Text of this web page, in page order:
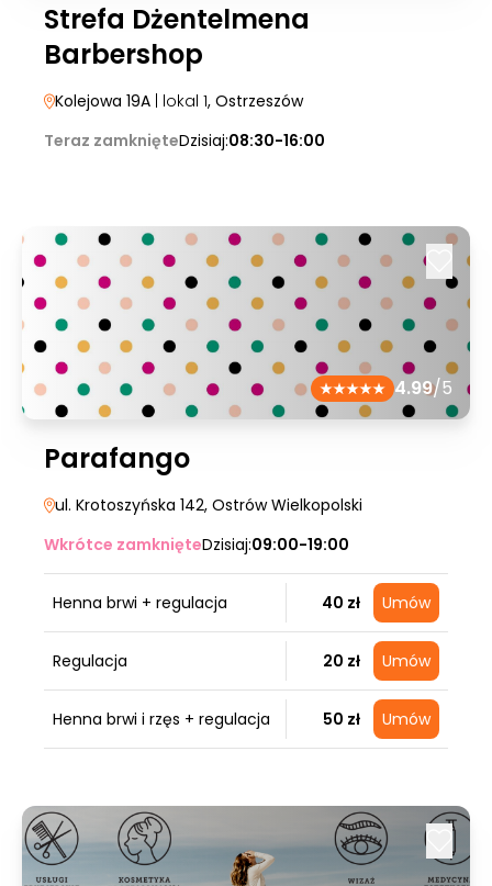
Strefa Dżentelmena
Barbershop
Kolejowa 19A | lokal 1, Ostrzeszów
Teraz zamknięteDzisiaj:08:30-16:00
4.99/5
Parafango
ul. Krotoszyńska 142, Ostrów Wielkopolski
Wkrótce zamknięteDzisiaj:09:00-19:00
Henna brwi + regulacja 40 zł Umów
Regulacja 20 zł Umów
Henna brwi i rzęs + regulacja 50 zł Umów